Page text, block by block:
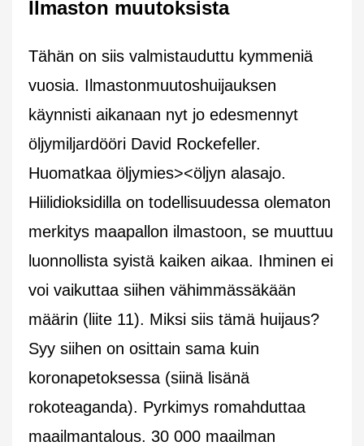
Ilmaston muutoksista
Tähän on siis valmistauduttu kymmeniä
vuosia. Ilmastonmuutoshuijauksen
käynnisti aikanaan nyt jo edesmennyt
öljymiljardööri David Rockefeller.
Huomatkaa öljymies><öljyn alasajo.
Hiilidioksidilla on todellisuudessa olematon
merkitys maapallon ilmastoon, se muuttuu
luonnollista syistä kaiken aikaa. Ihminen ei
voi vaikuttaa siihen vähimmässäkään
määrin (liite 11). Miksi siis tämä huijaus?
Syy siihen on osittain sama kuin
koronapetoksessa (siinä lisänä
rokoteaganda). Pyrkimys romahduttaa
maailmantalous. 30 000 maailman